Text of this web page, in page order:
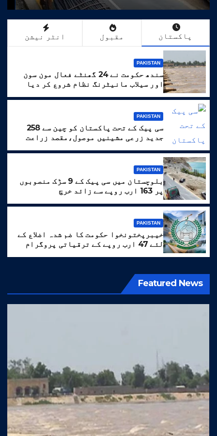
پاکستان مقبول انٹر نیشن
PAKISTAN
سندھ حکومت نے 24 گھنٹے فعال مون سون
اور سیلاب مانیٹرنگ نظام شروع کر دیا
PAKISTAN
سی پیک کے تحت پاکستان کو چین سے 258
جدید زرعی مشینیں موصول،مقصد زراعت
PAKISTAN
بلوچستان میں سی پیک کے 9 سڑک منصوبوں
پر 163 ارب روپے سے زائد خرچ
PAKISTAN
خیبرپختونخوا حکومت کا ضم شدہ اضلاع کے
لئے 47 ارب روپے کے ترقیاتی پروگرام
Featured News